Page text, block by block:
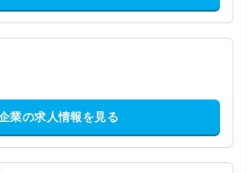
業の求人情報を見る